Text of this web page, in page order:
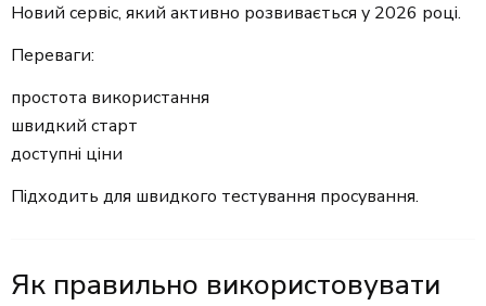
Новий сервіс, який активно розвивається у 2026 році.
Переваги:
простота використання
швидкий старт
доступні ціни
Підходить для швидкого тестування просування.
Як правильно використовувати